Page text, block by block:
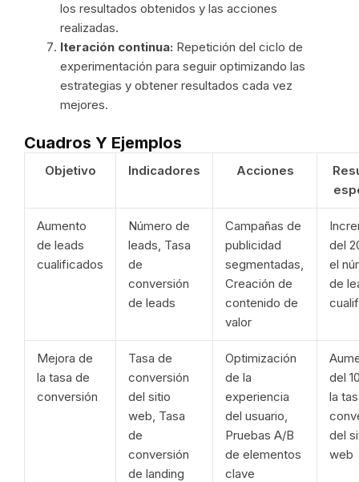
los resultados obtenidos y las acciones
realizadas.
Iteración continua: Repetición del ciclo de
experimentación para seguir optimizando las
estrategias y obtener resultados cada vez
mejores.
Cuadros Y Ejemplos
Objetivo Indicadores Acciones
Aumento
de leads
cualificados
Número de
leads, Tasa
de
conversión
de leads
Campañas de
publicidad
segmentadas,
Creación de
contenido de
valor
del
el
de
Mejora de
la tasa de
conversión
Tasa de
conversión
del sitio
web, Tasa
de
conversión
de landing
Optimización
de la
experiencia
del usuario,
Pruebas A/B
de elementos
clave
del
la
del
web